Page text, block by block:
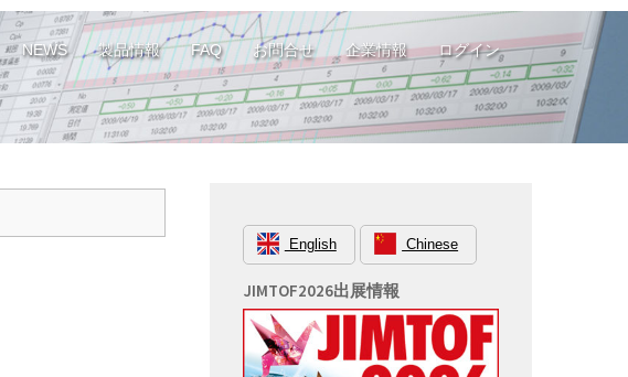
NEWS 製品情報 FAQ お問合せ 企業情報 ログイン
English Chinese
JIMTOF2026出展情報